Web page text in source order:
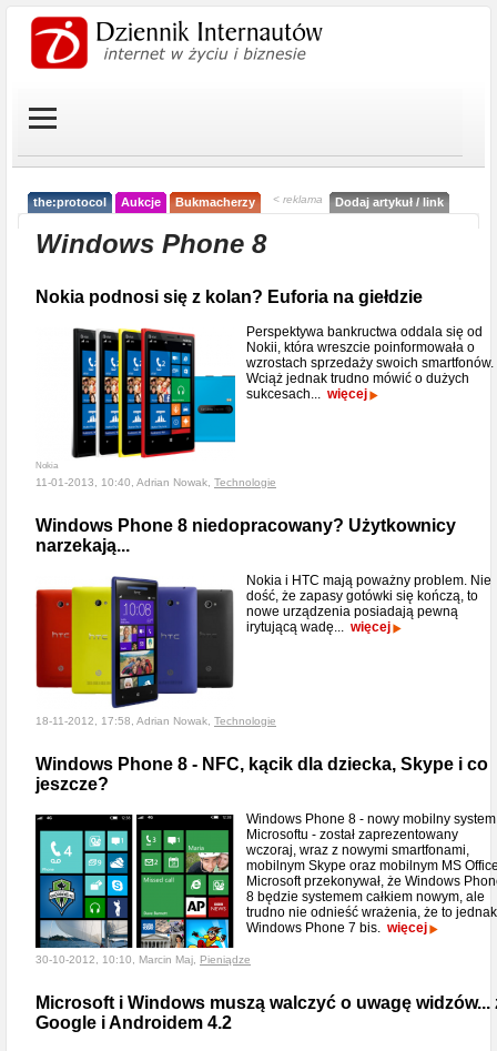
the:protocol Aukcje Bukmacherzy < reklama Dodaj artykuł / link
Windows Phone 8
Nokia podnosi się z kolan? Euforia na giełdzie
Nokia
Perspektywa bankructwa oddala się od
Nokii, która wreszcie poinformowała o
wzrostach sprzedaży swoich smartfonów.
Wciąż jednak trudno mówić o dużych
sukcesach... więcej
11-01-2013, 10:40, Adrian Nowak, Technologie
Windows Phone 8 niedopracowany? Użytkownicy
narzekają...
Nokia i HTC mają poważny problem. Nie
dość, że zapasy gotówki się kończą, to
nowe urządzenia posiadają pewną
irytującą wadę... więcej
18-11-2012, 17:58, Adrian Nowak, Technologie
Windows Phone 8 - NFC, kącik dla dziecka, Skype i co
jeszcze?
Windows Phone 8 - nowy mobilny system
Microsoftu - został zaprezentowany
wczoraj, wraz z nowymi smartfonami,
mobilnym Skype oraz mobilnym MS
Microsoft przekonywał, że Windows
8 będzie systemem całkiem nowym, ale
trudno nie odnieść wrażenia, że to jednak
Windows Phone 7 bis. więcej
30-10-2012, 10:10, Marcin Maj, Pieniądze
Microsoft i Windows muszą walczyć o uwagę widzów...
Google i Androidem 4.2